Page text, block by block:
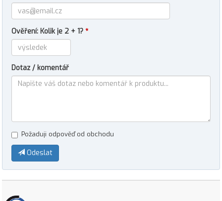
Ověření: Kolik je 2 + 1? *
Dotaz / komentář
Požaduji odpověď od obchodu
Odeslat